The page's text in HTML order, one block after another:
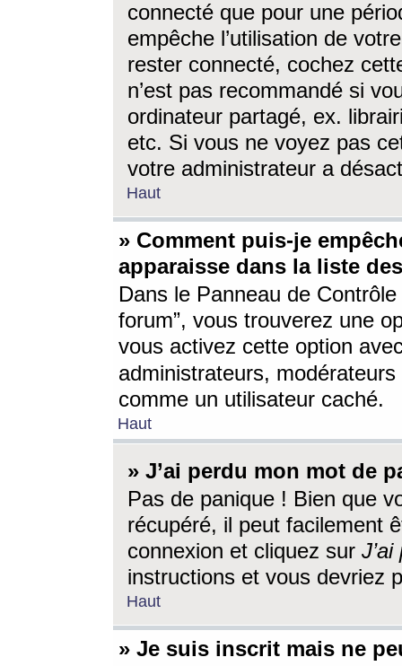
connecté que pour une
empêche l’utilisation de
rester connecté, cochez
n’est pas recommandé si
ordinateur partagé, ex.
etc. Si vous ne voyez pas
votre administrateur a
Haut
» Comment puis-je
apparaisse dans la liste
Dans le Panneau de
forum”, vous trouverez une
vous activez cette option
administrateurs,
comme un utilisateur caché.
Haut
» J’ai perdu mon mot de
Pas de panique ! Bien que
récupéré, il peut facilement
connexion et cliquez sur
instructions et vous devriez
Haut
» Je suis inscrit mais ne